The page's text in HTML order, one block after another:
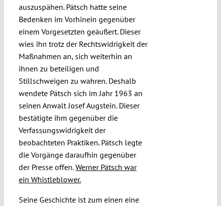
auszuspähen. Pätsch hatte seine
Bedenken im Vorhinein gegenüber
einem Vorgesetzten geäußert. Dieser
wies ihn trotz der Rechtswidrigkeit der
Maßnahmen an, sich weiterhin an
ihnen zu beteiligen und
Stillschweigen zu wahren. Deshalb
wendete Pätsch sich im Jahr 1963 an
seinen Anwalt Josef Augstein. Dieser
bestätigte ihm gegenüber die
Verfassungswidrigkeit der
beobachteten Praktiken. Pätsch legte
die Vorgänge daraufhin gegenüber
der Presse offen.Werner Pätsch war
ein Whistleblower.
Seine Geschichte ist zum einen eine